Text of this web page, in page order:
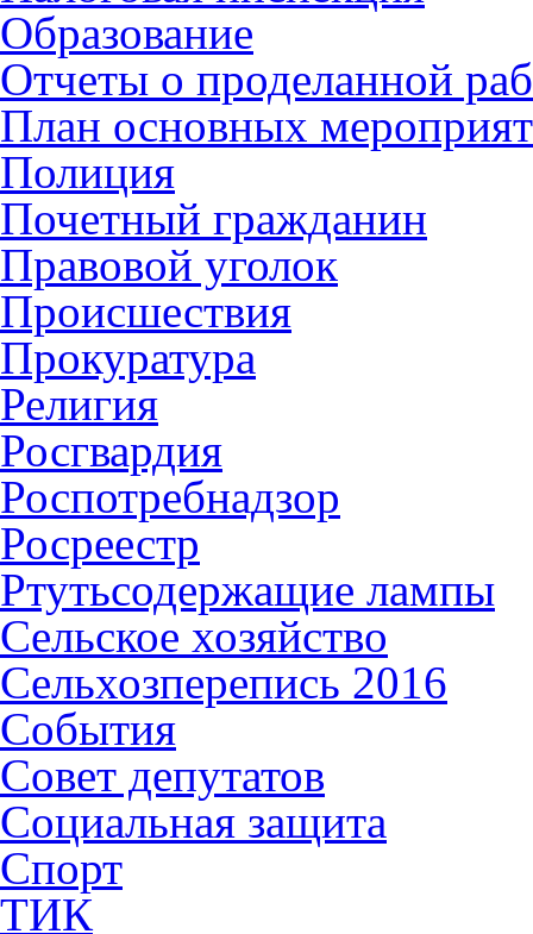
Образование
Отчеты о проделанной
План основных
Полиция
Почетный гражданин
Правовой уголок
Происшествия
Прокуратура
Религия
Росгвардия
Роспотребнадзор
Росреестр
Ртутьсодержащие лампы
Сельское хозяйство
Сельхозперепись 2016
События
Совет депутатов
Социальная защита
Спорт
ТИК